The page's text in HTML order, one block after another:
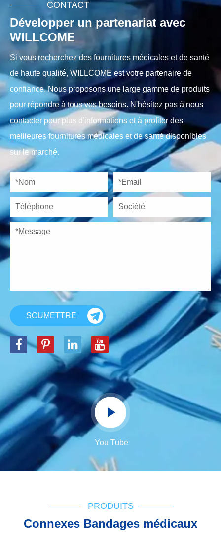
CONTACT
Développer un partenariat avec
WILLCOME
Si vous recherchez des fournitures médicales et de santé
de haute qualité, WILLCOME est votre partenaire de
confiance. Nous proposons une large gamme de produits
pour répondre à tous vos besoins. N'hésitez pas à nous
contacter pour plus d'informations et à profiter des
meilleures fournitures médicales et de santé disponibles
sur le marché.
SOUMETTRE
You Tube
PRODUITS
Connexes Bandages médicaux